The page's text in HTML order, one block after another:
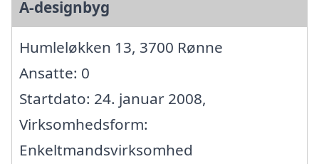
A-designbyg
Humleløkken 13, 3700 Rønne
Ansatte: 0
Startdato: 24. januar 2008,
Virksomhedsform:
Enkeltmandsvirksomhed